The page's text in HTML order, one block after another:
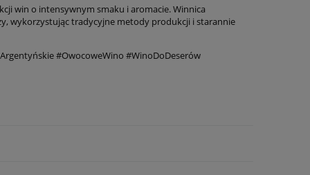
win o intensywnym smaku i aromacie. Winnica
wykorzystując tradycyjne metody produkcji i starannie
#OwocoweWino #WinoDoDeserów